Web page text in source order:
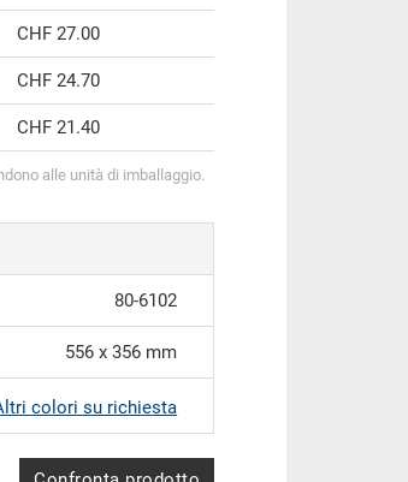
CHF 27.00
CHF 24.70
CHF 21.40
alle unità di imballaggio.
80-6102
556 x 356 mm
colori su richiesta